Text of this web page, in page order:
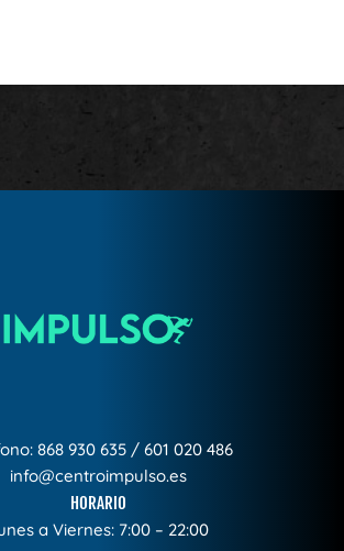
868 930 635 / 601 020 486
info@centroimpulso.es
HORARIO
a Viernes: 7:00 – 22:00